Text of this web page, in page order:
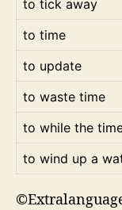
to tick away
to time
to update
to waste time
to while the
to wind up a